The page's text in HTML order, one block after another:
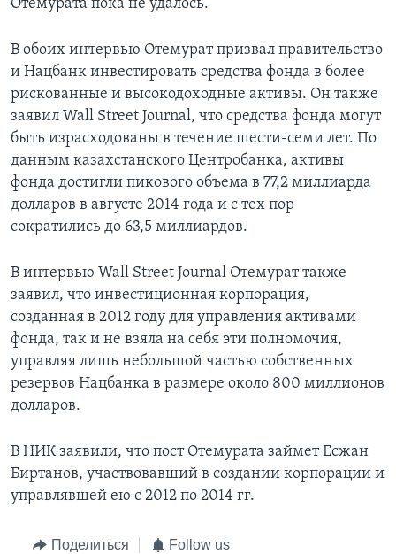
Отемурата пока не удалось.
В обоих интервью Отемурат призвал правительство
и Нацбанк инвестировать средства фонда в более
рискованные и высокодоходные активы. Он также
заявил Wall Street Journal, что средства фонда могут
быть израсходованы в течение шести-семи лет. По
данным казахстанского Центробанка, активы
фонда достигли пикового объема в 77,2 миллиарда
долларов в августе 2014 года и с тех пор
сократились до 63,5 миллиардов.
В интервью Wall Street Journal Отемурат также
заявил, что инвестиционная корпорация,
созданная в 2012 году для управления активами
фонда, так и не взяла на себя эти полномочия,
управляя лишь небольшой частью собственных
резервов Нацбанка в размере около 800 миллионов
долларов.
В НИК заявили, что пост Отемурата займет Есжан
Биртанов, участвовавший в создании корпорации и
управлявшей ею с 2012 по 2014 гг.
Поделиться Follow us